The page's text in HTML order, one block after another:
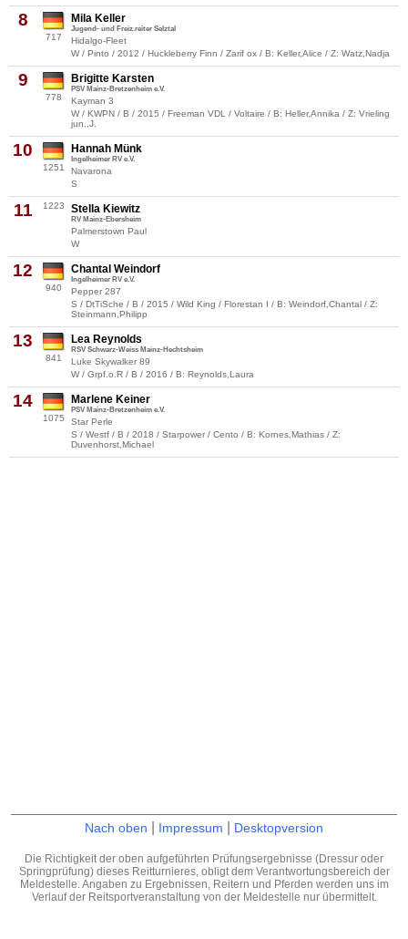
8
717
Mila Keller
Jugend- und Freiz.reiter Selztal
Hidalgo-Fleet
W / Pinto / 2012 / Huckleberry Finn / Zarif ox / B: Keller,Alice / Z: Watz,Nadja
9
778
Brigitte Karsten
PSV Mainz-Bretzenheim e.V.
Kayman 3
W / KWPN / B / 2015 / Freeman VDL / Voltaire / B: Heller,Annika / Z: Vrieling
jun.,J.
10
1251
Hannah Münk
Ingelheimer RV e.V.
Navarona
S
11 1223 Stella Kiewitz
RV Mainz-Ebersheim
Palmerstown Paul
W
12
940
Chantal Weindorf
Ingelheimer RV e.V.
Pepper 287
S / DtTiSche / B / 2015 / Wild King / Florestan I / B: Weindorf,Chantal / Z:
Steinmann,Philipp
13
841
Lea Reynolds
RSV Schwarz-Weiss Mainz-Hechtsheim
Luke Skywalker 89
W / Grpf.o.R / B / 2016 / B: Reynolds,Laura
14
1075
Marlene Keiner
PSV Mainz-Bretzenheim e.V.
Star Perle
S / Westf / B / 2018 / Starpower / Cento / B: Kornes,Mathias / Z:
Duvenhorst,Michael
Nach oben Impressum Desktopversion
Die Richtigkeit der oben aufgeführten Prüfungsergebnisse (Dressur oder
Springprüfung) dieses Reitturnieres, obligt dem Verantwortungsbereich der
Meldestelle. Angaben zu Ergebnissen, Reitern und Pferden werden uns im
Verlauf der Reitsportveranstaltung von der Meldestelle nur übermittelt.